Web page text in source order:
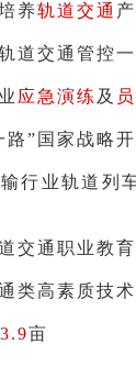
养轨道交通
道交通管控
应急演练 及
路”国家战略
行业轨道列
交通职业教育
类高素质技
亩